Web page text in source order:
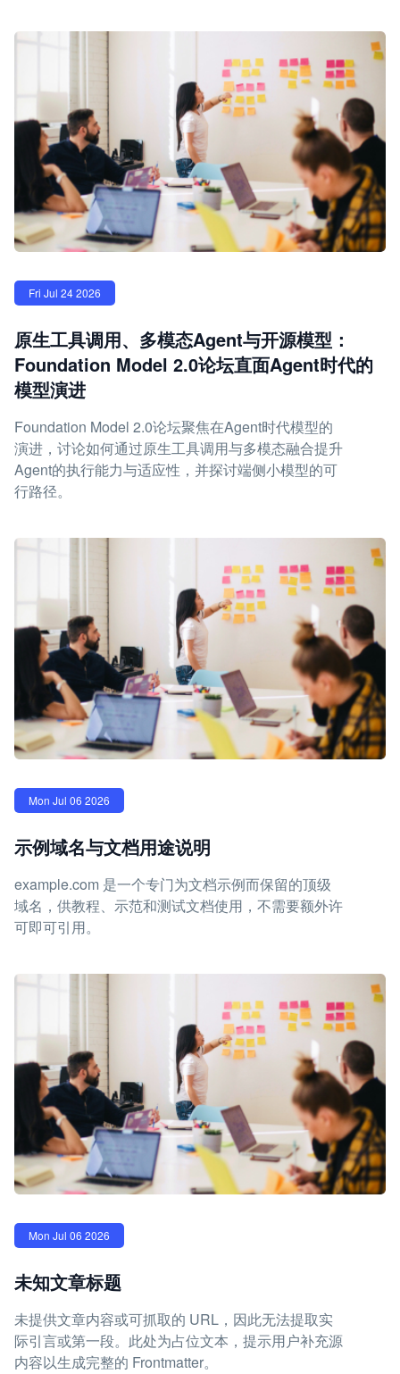
Fri Jul 24 2026
原生工具调用、多模态Agent与开源模型：
Foundation Model 2.0论坛直面Agent时代的
模型演进
Foundation Model 2.0论坛聚焦在Agent时代模型的
演进，讨论如何通过原生工具调用与多模态融合提升
Agent的执行能力与适应性，并探讨端侧小模型的可
行路径。
Mon Jul 06 2026
示例域名与文档用途说明
example.com 是一个专门为文档示例而保留的顶级
域名，供教程、示范和测试文档使用，不需要额外许
可即可引用。
Mon Jul 06 2026
未知文章标题
未提供文章内容或可抓取的 URL，因此无法提取实
际引言或第一段。此处为占位文本，提示用户补充源
内容以生成完整的 Frontmatter。